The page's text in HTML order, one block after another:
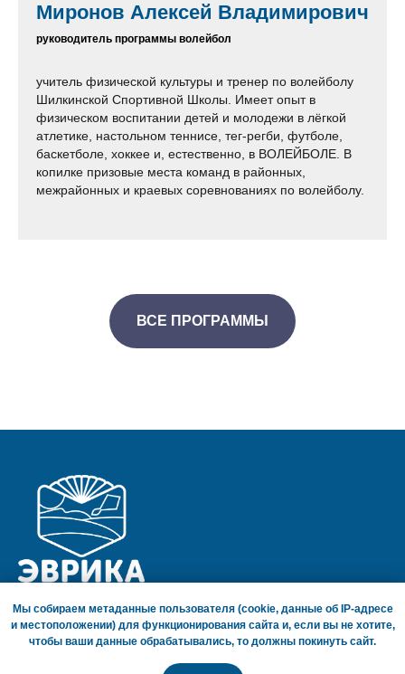
Миронов Алексей Владимирович
руководитель программы волейбол
учитель физической культуры и тренер по волейболу
Шилкинской Спортивной Школы. Имеет опыт в
физическом воспитании детей и молодежи в лёгкой
атлетике, настольном теннисе, тег-регби, футболе,
баскетболе, хоккее и, естественно, в ВОЛЕЙБОЛЕ. В
копилке призовые места команд в районных,
межрайонных и краевых соревнованиях по волейболу.
ВСЕ ПРОГРАММЫ
ГЛАВНАЯ СТРАНИЦА
СОГЛАШЕНИЕ О ПОЛИТИКЕ КОНФИДЕНЦИАЛЬНОСТИ
Забайкальский край, г. Чита, ул. Ленина, 65, пом. 4
Мы собираем метаданные пользователя (cookie, данные об IP-адресе
и местоположении) для функционирования сайта и, если вы не хотите,
чтобы ваши данные обрабатывались, то должны покинуть сайт.